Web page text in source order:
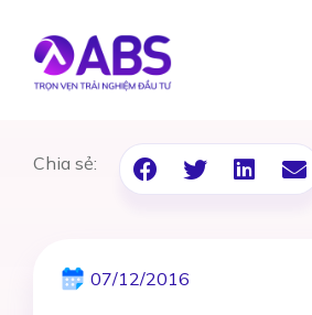
Chia sẻ:
07/12/2016